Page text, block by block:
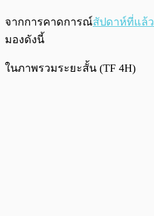
จากการคาดการณ์สัปดาห์ที่แล้ว
มองดังนี้
ในภาพรวมระยะสั้น (TF 4H)